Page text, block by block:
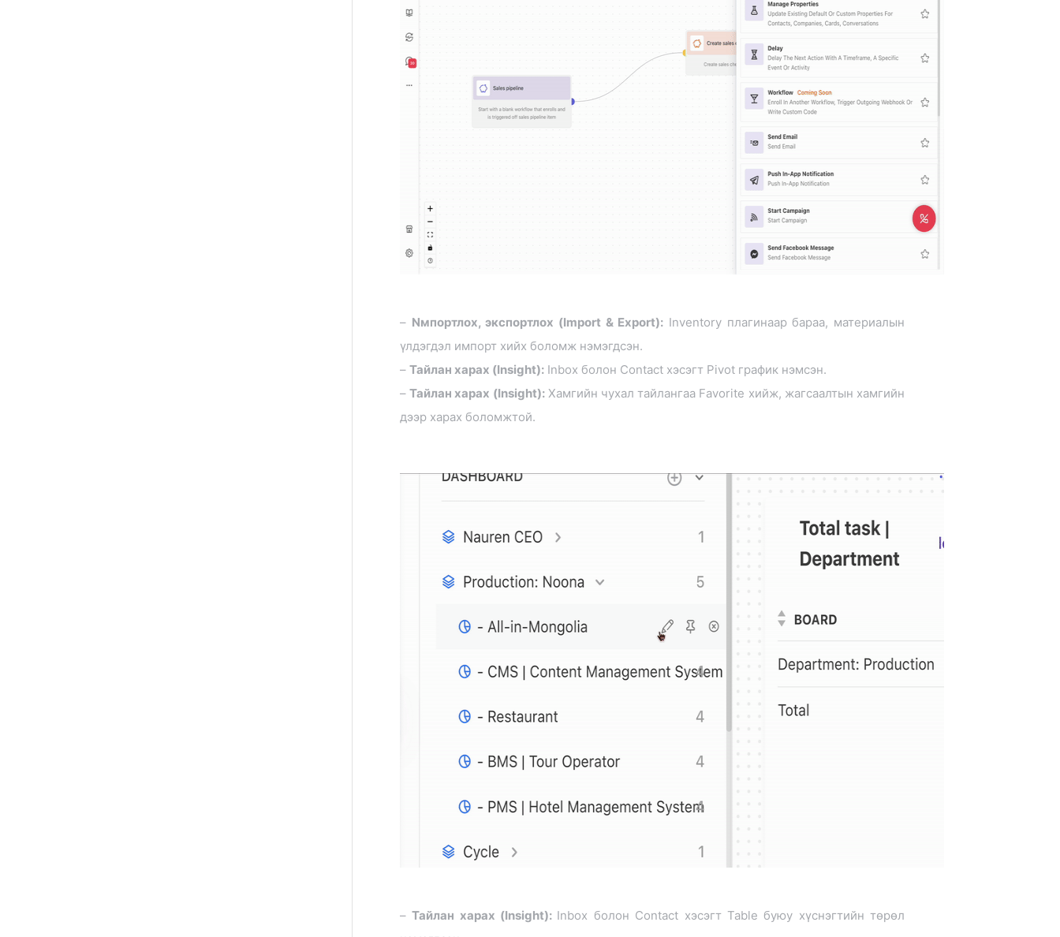
– Nмпортлох, экспортлох (Import & Export): Inventory плагинаар бараа, материалын
үлдэгдэл импорт хийх боломж нэмэгдсэн.
– Тайлан харах (Insight): Inbox болон Contact хэсэгт Pivot график нэмсэн.
–Тайлан харах (Insight):Хамгийн чухал тайлангаа Favorite хийж, жагсаалтын хамгийн
дээр харах боломжтой.
–Тайлан харах (Insight): Inbox болон Contact хэсэгт Table буюу хүснэгтийн төрөл